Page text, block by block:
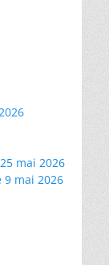
mai 2026
9 mai 2026